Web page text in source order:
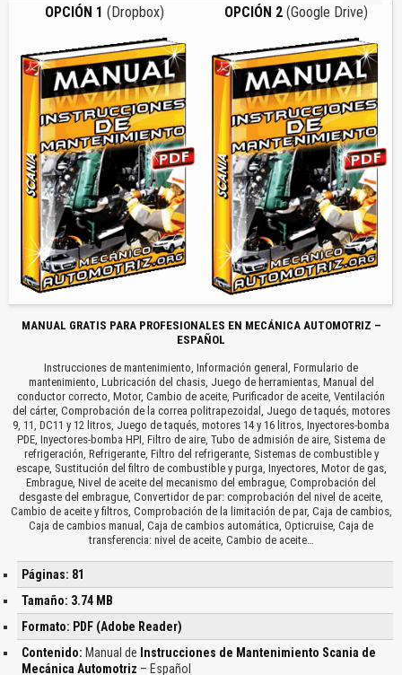
OPCIÓN 1 (Dropbox) OPCIÓN 2 (Google Drive)
MANUAL GRATIS PARA PROFESIONALES EN MECÁNICA AUTOMOTRIZ –
ESPAÑOL
Instrucciones de mantenimiento, Información general, Formulario de
mantenimiento, Lubricación del chasis, Juego de herramientas, Manual del
conductor correcto, Motor, Cambio de aceite, Purificador de aceite, Ventilación
del cárter, Comprobación de la correa politrapezoidal, Juego de taqués, motores
9, 11, DC11 y 12 litros, Juego de taqués, motores 14 y 16 litros, Inyectores-bomba
PDE, Inyectores-bomba HPI, Filtro de aire, Tubo de admisión de aire, Sistema de
refrigeración, Refrigerante, Filtro del refrigerante, Sistemas de combustible y
escape, Sustitución del filtro de combustible y purga, Inyectores, Motor de gas,
Embrague, Nivel de aceite del mecanismo del embrague, Comprobación del
desgaste del embrague, Convertidor de par: comprobación del nivel de aceite,
Cambio de aceite y filtros, Comprobación de la limitación de par, Caja de cambios,
Caja de cambios manual, Caja de cambios automática, Opticruise, Caja de
transferencia: nivel de aceite, Cambio de aceite…
Páginas: 81
Tamaño: 3.74 MB
Formato: PDF (Adobe Reader)
Contenido: Manual de Instrucciones de Mantenimiento Scania de
Mecánica Automotriz – Español